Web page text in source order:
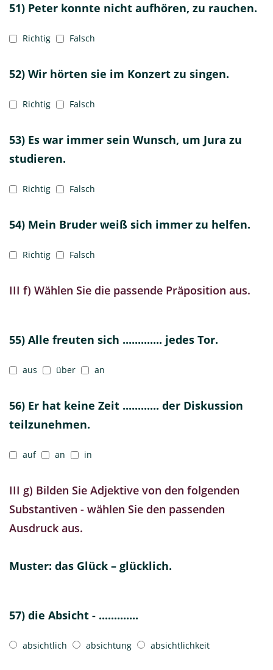
51) Peter konnte nicht aufhören, zu rauchen.
Richtig Falsch
52) Wir hörten sie im Konzert zu singen.
Richtig Falsch
53) Es war immer sein Wunsch, um Jura zu
studieren.
Richtig Falsch
54) Mein Bruder weiß sich immer zu helfen.
Richtig Falsch
III f) Wählen Sie die passende Präposition aus.
55) Alle freuten sich ............. jedes Tor.
aus über an
56) Er hat keine Zeit ............ der Diskussion
teilzunehmen.
auf an in
III g) Bilden Sie Adjektive von den folgenden
Substantiven - wählen Sie den passenden
Ausdruck aus.
Muster: das Glück – glücklich.
57) die Absicht - .............
absichtlich absichtung absichtlichkeit